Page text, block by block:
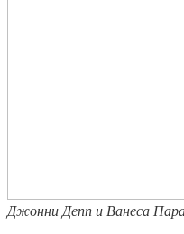
Джонни Депп и Ванеса